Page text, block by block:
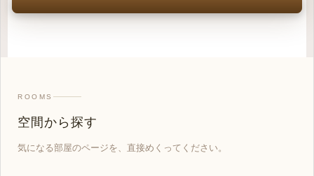
ROOMS
空間から探す
気になる部屋のページを、直接めくってください。